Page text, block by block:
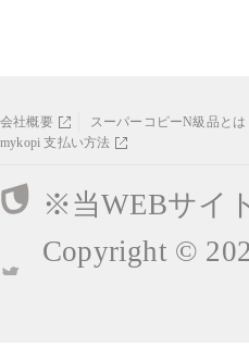
会社概要 スーパーコピーN級品とは
mykopi 支払い方法
※当WEBサイ
Copyright ©